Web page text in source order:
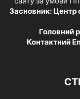
Засновник: Центр
Головний
Контактний